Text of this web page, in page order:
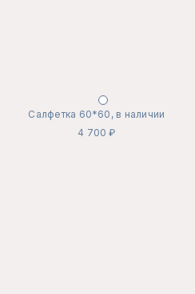
Салфетка 60*60, в наличии
4 700 ₽